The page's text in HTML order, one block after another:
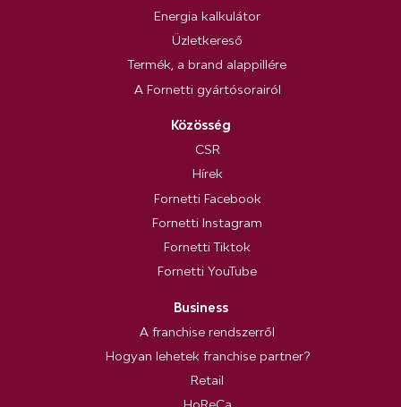
Energia kalkulátor
Üzletkereső
Termék, a brand alappillére
A Fornetti gyártósorairól
Közösség
CSR
Hírek
Fornetti Facebook
Fornetti Instagram
Fornetti Tiktok
Fornetti YouTube
Business
A franchise rendszerről
Hogyan lehetek franchise partner?
Retail